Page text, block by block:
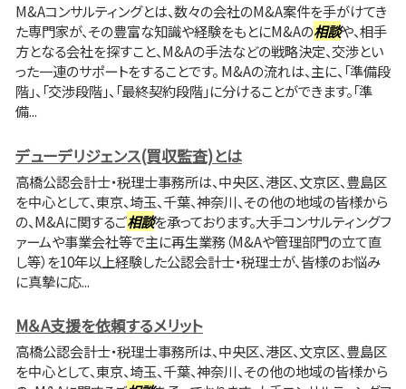
M&Aコンサルティングとは、数々の会社のM&A案件を手がけてき
た専門家が、その豊富な知識や経験をもとにM&Aの相談や、相手
方となる会社を探すこと、M&Aの手法などの戦略決定、交渉とい
った一連のサポートをすることです。 M&Aの流れは、主に、「準備段
階」、「交渉段階」、「最終契約段階」に分けることができます。「準
備...
デューデリジェンス(買収監査)とは
高橋公認会計士・税理士事務所は、中央区、港区、文京区、豊島区
を中心として、東京、埼玉、千葉、神奈川、その他の地域の皆様から
の、M&Aに関するご相談を承っております。大手コンサルティングフ
ァームや事業会社等で主に再生業務（M&Aや管理部門の立て直
し等）を10年以上経験した公認会計士・税理士が、皆様のお悩み
に真摯に応...
M＆A支援を依頼するメリット
高橋公認会計士・税理士事務所は、中央区、港区、文京区、豊島区
を中心として、東京、埼玉、千葉、神奈川、その他の地域の皆様から